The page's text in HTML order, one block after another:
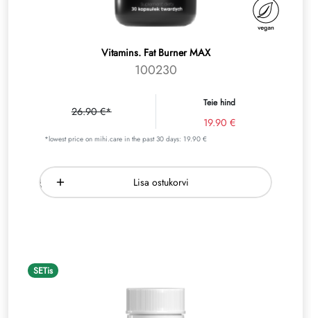
Vitamins. Fat Burner MAX
100230
26.90 €*
Teie hind
19.90 €
*lowest price on mihi.care in the past 30 days: 19.90 €
Lisa ostukorvi
SETis